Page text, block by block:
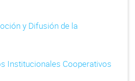
y Difusión de la
Institucionales Cooperativos